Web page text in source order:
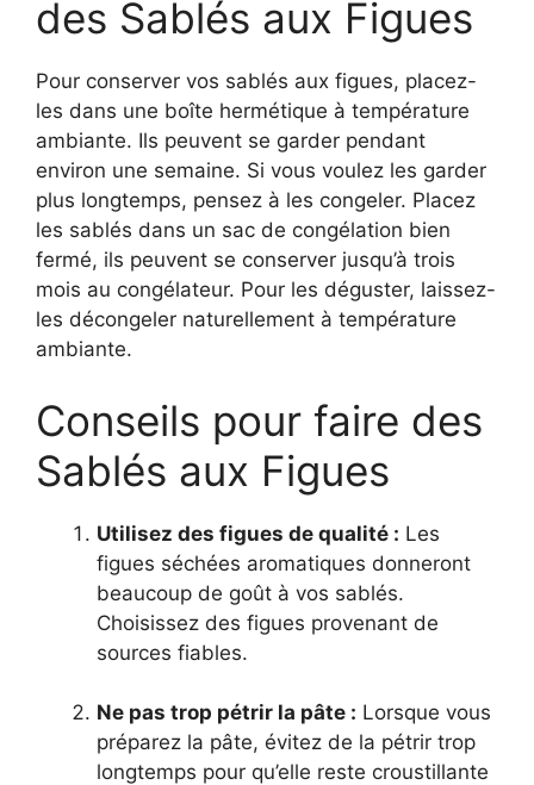
des Sablés aux Figues
Pour conserver vos sablés aux figues, placez-
les dans une boîte hermétique à température
ambiante. Ils peuvent se garder pendant
environ une semaine. Si vous voulez les garder
plus longtemps, pensez à les congeler. Placez
les sablés dans un sac de congélation bien
fermé, ils peuvent se conserver jusqu’à trois
mois au congélateur. Pour les déguster, laissez-
les décongeler naturellement à température
ambiante.
Conseils pour faire des
Sablés aux Figues
Utilisez des figues de qualité : Les
figues séchées aromatiques donneront
beaucoup de goût à vos sablés.
Choisissez des figues provenant de
sources fiables.
Ne pas trop pétrir la pâte : Lorsque vous
préparez la pâte, évitez de la pétrir trop
longtemps pour qu’elle reste croustillante